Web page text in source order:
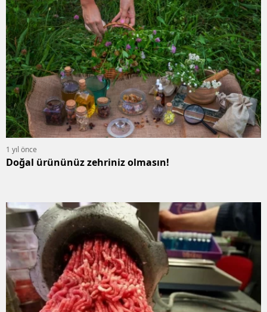
1 yıl önce
Doğal ürününüz zehriniz olmasın!